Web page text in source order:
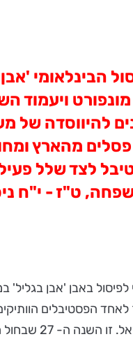
הבינלאומי
ויעמוד
'60 שנים להיווסדה
תרשיחא'. 14 פסלים מהארץ
לצד שלל
לפיסול באבן 'אבן בגליל'
הפסטיבלים
והפופולאריים בישראל.